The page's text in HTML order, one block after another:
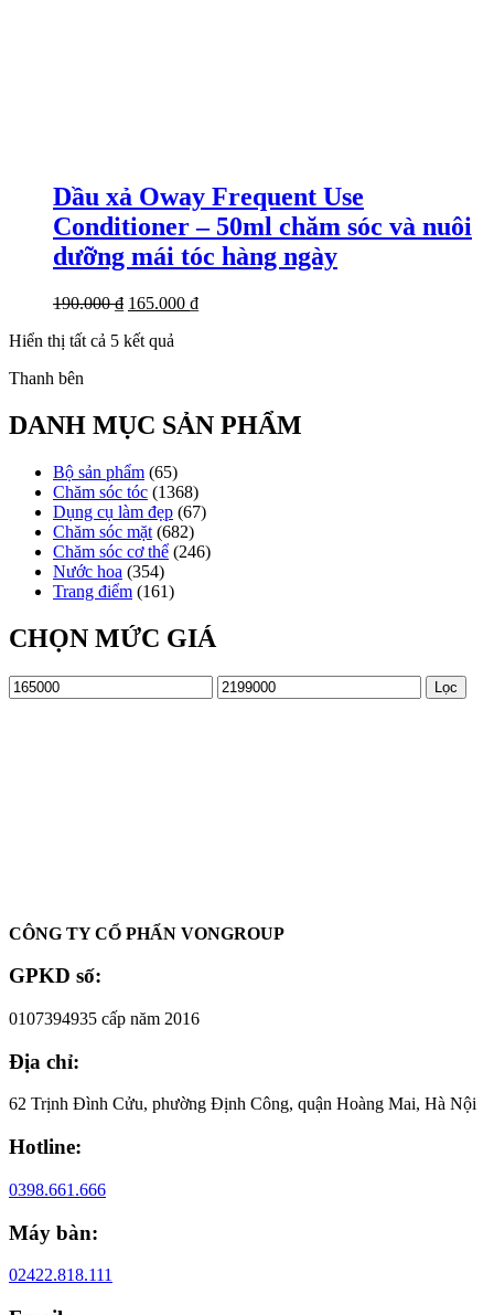
Dầu xả Oway Frequent Use
Conditioner – 50ml chăm sóc và nuôi
dưỡng mái tóc hàng ngày
190.000₫ Giá
là:
165.000 ₫Giá
Hiển thị tất cả 5 kết quả
mới
nhất
Thanh bên
DANH MỤC SẢN PHẨM
Bộ sản phẩm (65)
Chăm sóc tóc (1368)
Dụng cụ làm đẹp (67)
Chăm sóc mặt (682)
Chăm sóc cơ thể (246)
Nước hoa (354)
Trang điểm (161)
CHỌN MỨC GIÁ
Giá
tối
Giá
tối
Lọc
CÔNG TY CỔ PHẨN VONGROUP
GPKD số:
0107394935 cấp năm 2016
Địa chỉ:
62 Trịnh Đình Cửu, phường Định Công, quận Hoàng Mai, Hà Nội
Hotline:
0398.661.666
Máy bàn:
02422.818.111